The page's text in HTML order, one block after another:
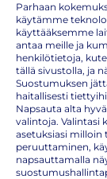
Parhaan
käytämme
käyttääksemme
antaa meille ja
henkilötietoja,
tällä sivustolla, ja
Suostumuksen
haitallisesti
Napsauta alta
valintoja. Valintasi
asetuksiasi milloin
peruuttaminen,
napsauttamalla
K-Citymarket
(Viirintie 9)
Klaukkala,
Näytä
Tulevat